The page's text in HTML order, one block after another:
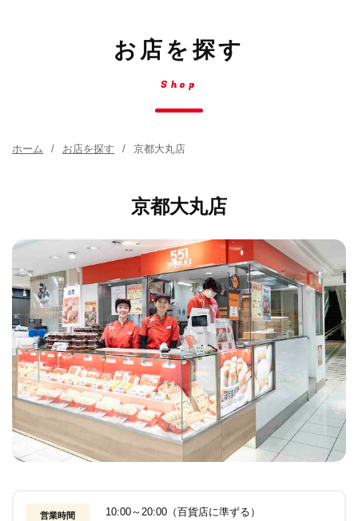
お店を探す
Shop
ホーム お店を探す 京都大丸店
京都大丸店
営業時間
10:00～20:00（百貨店に準ずる）